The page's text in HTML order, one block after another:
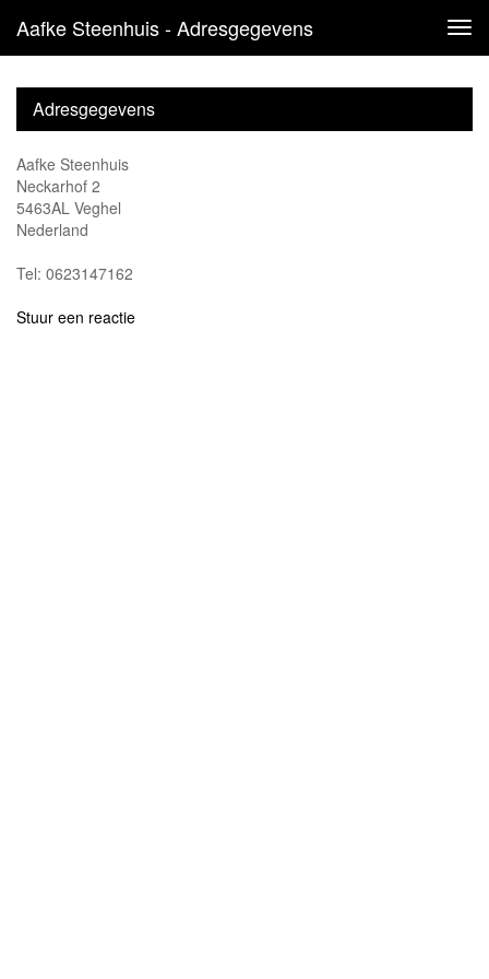
Aafke Steenhuis - Adresgegevens
Adresgegevens
Aafke Steenhuis
Neckarhof 2
5463AL Veghel
Nederland
Tel: 0623147162
Stuur een reactie